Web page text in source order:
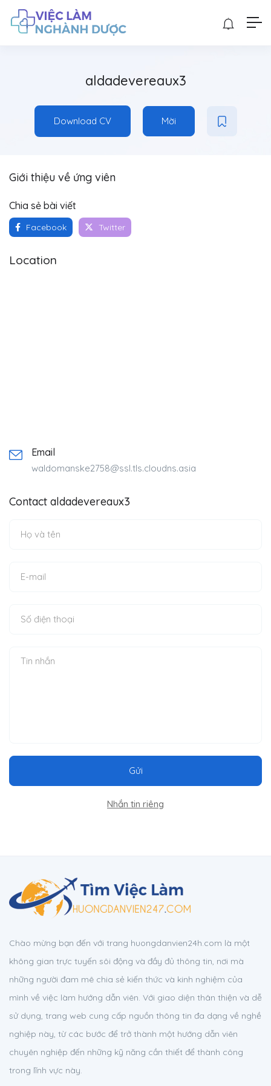
aldadevereaux3
Download CV Mời
Giới thiệu về ứng viên
Chia sẻ bài viết
Facebook Twitter
Location
Email
waldomanske2758@ssl.tls.cloudns.asia
Contact aldadevereaux3
Gửi
Nhắn tin riêng
Chào mừng bạn đến với trang huongdanvien24h.com là một
không gian trực tuyến sôi động và đầy đủ thông tin, nơi mà
những người đam mê chia sẻ kiến thức và kinh nghiệm của
mình về việc làm hướng dẫn viên. Với giao diện thân thiện và dễ
sử dụng, trang web cung cấp nguồn thông tin đa dạng về nghề
nghiệp này, từ các bước để trở thành một hướng dẫn viên
chuyên nghiệp đến những kỹ năng cần thiết để thành công
trong lĩnh vực này.